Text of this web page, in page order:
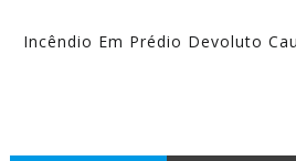
Incêndio Em Prédio Devoluto